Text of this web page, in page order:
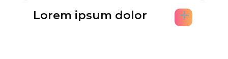
Lorem ipsum dolor